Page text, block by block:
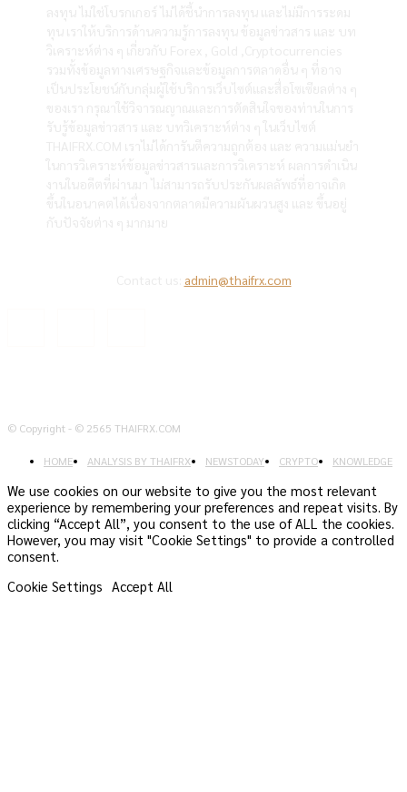
admin@thaifrx.com
© Copyright - © 2565 THAIFRX.COM
HOME ANALYSIS BY THAIFRX NEWSTODAY CRYPTO KNOWLEDGE
We use cookies on our website to give you the most relevant
experience by remembering your preferences and repeat visits. By
clicking “Accept All”, you consent to the use of ALL the cookies.
However, you may visit "Cookie Settings" to provide a controlled
consent.
Cookie Settings
Accept All